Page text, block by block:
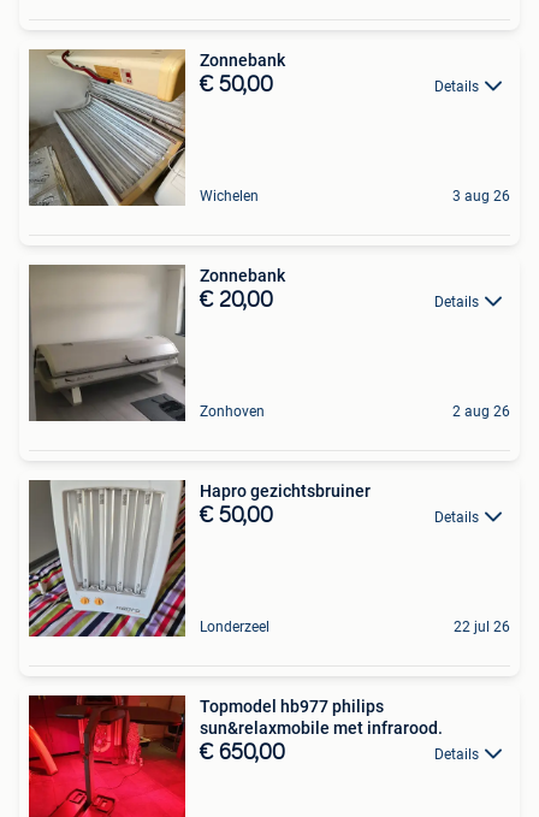
Zonnebank
€ 50,00 Details
Wichelen 3 aug 26
Zonnebank
€ 20,00 Details
Zonhoven 2 aug 26
Hapro gezichtsbruiner
€ 50,00 Details
Londerzeel 22 jul 26
Topmodel hb977 philips
sun&relaxmobile met infrarood.
€ 650,00 Details